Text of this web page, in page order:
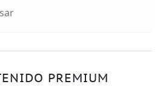
PREMIUM